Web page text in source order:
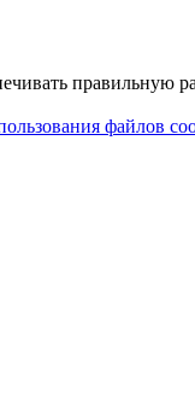
правильную
файлов